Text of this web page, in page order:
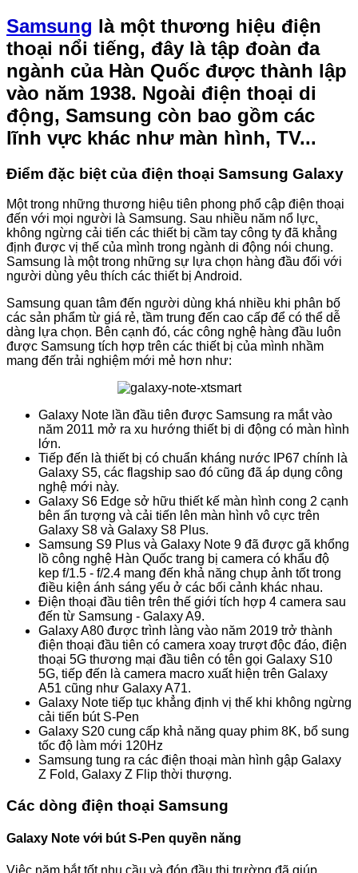
Samsung là một thương hiệu điện
thoại nổi tiếng, đây là tập đoàn đa
ngành của Hàn Quốc được thành lập
vào năm 1938. Ngoài điện thoại di
động, Samsung còn bao gồm các
lĩnh vực khác như màn hình, TV...
Điểm đặc biệt của điện thoại Samsung Galaxy
Một trong những thương hiệu tiên phong phổ cập điện thoại
đến với mọi người là Samsung. Sau nhiều năm nổ lực,
không ngừng cải tiến các thiết bị cầm tay công ty đã khẳng
định được vị thế của mình trong ngành di động nói chung.
Samsung là một trong những sự lựa chọn hàng đầu đối với
người dùng yêu thích các thiết bị Android.
Samsung quan tâm đến người dùng khá nhiều khi phân bố
các sản phẩm từ giá rẻ, tầm trung đến cao cấp để có thể dễ
dàng lựa chọn. Bên cạnh đó, các công nghệ hàng đầu luôn
được Samsung tích hợp trên các thiết bị của mình nhầm
mang đến trải nghiệm mới mẻ hơn như:
Galaxy Note lần đầu tiên được Samsung ra mắt vào
năm 2011 mở ra xu hướng thiết bị di động có màn hình
lớn.
Tiếp đến là thiết bị có chuẩn kháng nước IP67 chính là
Galaxy S5, các flagship sao đó cũng đã áp dụng công
nghệ mới này.
Galaxy S6 Edge sở hữu thiết kế màn hình cong 2 cạnh
bên ấn tượng và cải tiến lên màn hình vô cực trên
Galaxy S8 và Galaxy S8 Plus.
Samsung S9 Plus và Galaxy Note 9 đã được gã khổng
lồ công nghệ Hàn Quốc trang bị camera có khẩu độ
kep f/1.5 - f/2.4 mang đến khả năng chụp ảnh tốt trong
điều kiện ánh sáng yếu ở các bối cảnh khác nhau.
Điện thoại đầu tiên trên thế giới tích hợp 4 camera sau
đến từ Samsung - Galaxy A9.
Galaxy A80 được trình làng vào năm 2019 trở thành
điện thoại đầu tiên có camera xoay trượt độc đáo, điện
thoại 5G thương mại đầu tiên có tên gọi Galaxy S10
5G, tiếp đến là camera macro xuất hiện trên Galaxy
A51 cũng như Galaxy A71.
Galaxy Note tiếp tục khẳng định vị thế khi không ngừng
cải tiến bút S-Pen
Galaxy S20 cung cấp khả năng quay phim 8K, bổ sung
tốc độ làm mới 120Hz
Samsung tung ra các điện thoại màn hình gập Galaxy
Z Fold, Galaxy Z Flip thời thượng.
Các dòng điện thoại Samsung
Galaxy Note với bút S-Pen quyền năng
Việc năm bắt tốt nhu cầu và đón đầu thị trường đã giúp